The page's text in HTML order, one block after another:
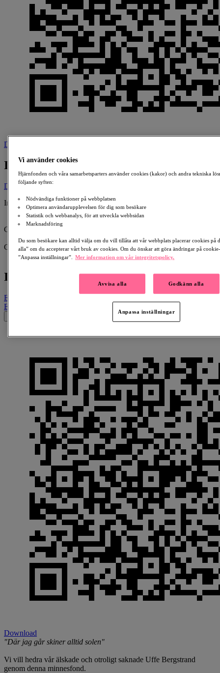
Download
In Memory Of Uffe Bergstrand
Donate
In Memory Of:
Uffe Bergstrand
1981-11-20 - 2021-03-26
Created By:
2 Blyga Läppar .
Collecting for:
Bipolär sjukdom
In Memory Of Uffe Bergstrand
Email
Email
Download
"Där jag går skiner alltid solen"
Vi vill hedra vår älskade och otroligt saknade Uffe Bergstrand
genom denna minnesfond.
Vi använder cookies
Hjärnfonden och våra samarbetsparters använder cookies (kakor) och andra tekniska
följande syften:
Nödvändiga funktioner på webbplatsen
Optimera användarupplevelsen för dig som besökare
Statistik och webbanalys, för att utveckla webbsidan
Marknadsföring
Du som besökare kan alltid välja om du vill tillåta att vår webbplats placerar cookies på
alla” om du accepterar vårt bruk av cookies. Om du önskar att göra ändringar på
”Anpassa inställningar”.
Mer information om vår integritetspolicy.
Avvisa alla Godkänn alla
Anpassa inställningar